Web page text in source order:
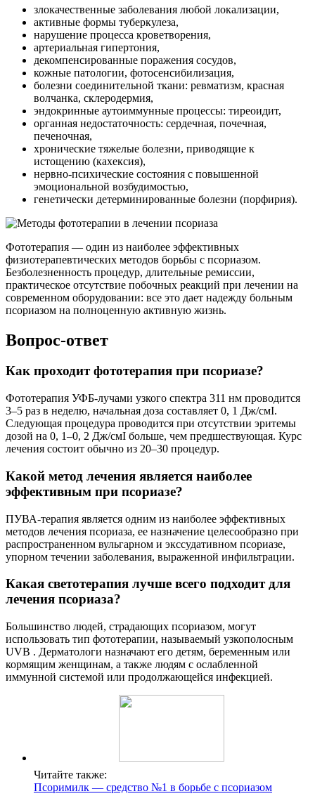
злокачественные заболевания любой локализации,
активные формы туберкулеза,
нарушение процесса кроветворения,
артериальная гипертония,
декомпенсированные поражения сосудов,
кожные патологии, фотосенсибилизация,
болезни соединительной ткани: ревматизм, красная
волчанка, склеродермия,
эндокринные аутоиммунные процессы: тиреоидит,
органная недостаточность: сердечная, почечная,
печеночная,
хронические тяжелые болезни, приводящие к
истощению (кахексия),
нервно-психические состояния с повышенной
эмоциональной возбудимостью,
генетически детерминированные болезни (порфирия).
Фототерапия — один из наиболее эффективных
физиотерапевтических методов борьбы с псориазом.
Безболезненность процедур, длительные ремиссии,
практическое отсутствие побочных реакций при лечении на
современном оборудовании: все это дает надежду больным
псориазом на полноценную активную жизнь.
Вопрос-ответ
Как проходит фототерапия при псориазе?
Фототерапия УФБ-лучами узкого спектра 311 нм проводится
3–5 раз в неделю, начальная доза составляет 0, 1 Дж/смІ.
Следующая процедура проводится при отсутствии эритемы
дозой на 0, 1–0, 2 Дж/смІ больше, чем предшествующая. Курс
лечения состоит обычно из 20–30 процедур.
Какой метод лечения является наиболее
эффективным при псориазе?
ПУВА-терапия является одним из наиболее эффективных
методов лечения псориаза, ее назначение целесообразно при
распространенном вульгарном и экссудативном псориазе,
упорном течении заболевания, выраженной инфильтрации.
Какая светотерапия лучше всего подходит для
лечения псориаза?
Большинство людей, страдающих псориазом, могут
использовать тип фототерапии, называемый узкополосным
UVB . Дерматологи назначают его детям, беременным или
кормящим женщинам, а также людям с ослабленной
иммунной системой или продолжающейся инфекцией.
Читайте также:
Псоримилк — средство №1 в борьбе с псориазом